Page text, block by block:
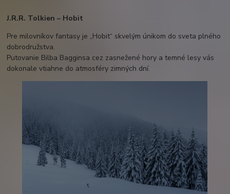
J.R.R. Tolkien – Hobit
Pre milovníkov fantasy je „Hobit“ skvelým únikom do sveta plného
dobrodružstva.
Putovanie Bilba Bagginsa cez zasnežené hory a temné lesy vás
dokonale vtiahne do atmosféry zimných dní.